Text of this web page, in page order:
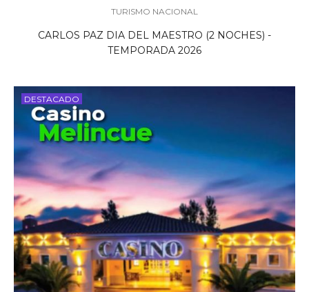
TURISMO NACIONAL
CARLOS PAZ DIA DEL MAESTRO (2 NOCHES) -
TEMPORADA 2026
DESTACADO